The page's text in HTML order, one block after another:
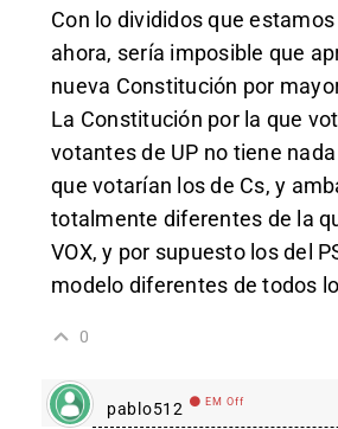
Con lo divididos que
ahora, sería imposible que
nueva Constitución por
La Constitución por la que
votantes de UP no tiene
que votarían los de Cs, y
totalmente diferentes de la
VOX, y por supuesto los del
modelo diferentes de todos
0
pablo512 EM Off